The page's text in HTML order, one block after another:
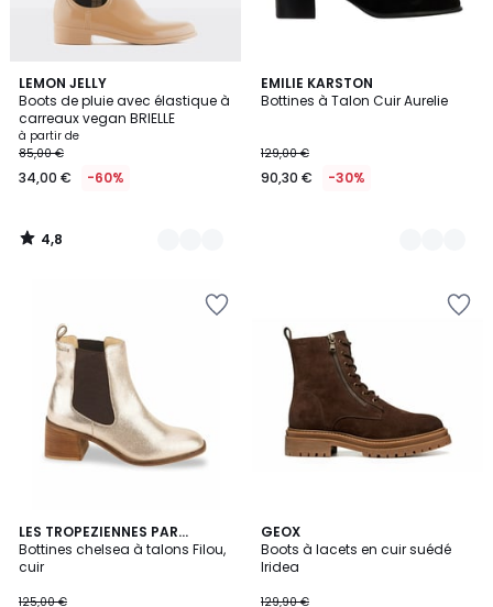
LEMON JELLY
Boots de pluie avec élastique à
carreaux vegan BRIELLE
à partir de
85,00 €
34,00 € -60%
4,8
/ 5
2
Couleurs
4,8
/
EMILIE KARSTON
Bottines à Talon Cuir Aurelie
129,00 €
90,30 € -30%
3
Couleurs
LES TROPEZIENNES PAR
M.BELARBI
Bottines chelsea à talons Filou,
cuir
125,00 €
GEOX
Boots à lacets en cuir suédé
Iridea
129,90 €
5
/
5